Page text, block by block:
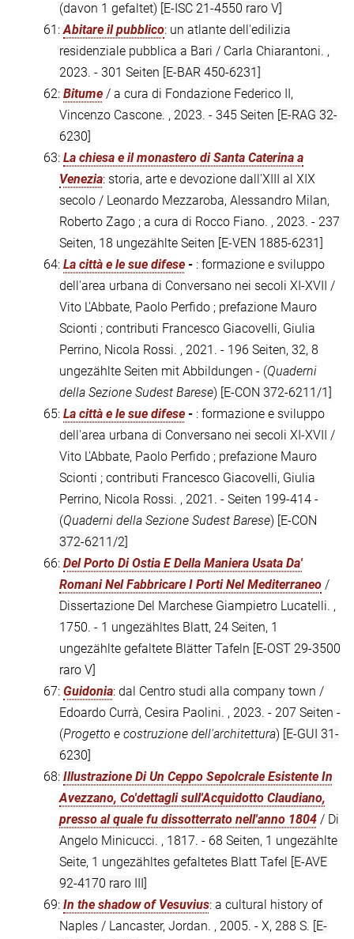
(davon 1 gefaltet) [E-ISC 21-4550 raro V]
61:Abitare il pubblico: un atlante dell'edilizia
residenziale pubblica a Bari / Carla Chiarantoni. ,
2023. - 301 Seiten [E-BAR 450-6231]
62: Bitume / a cura di Fondazione Federico II,
Vincenzo Cascone. , 2023. - 345 Seiten [E-RAG 32-
6230]
63: La chiesa e il monastero di Santa Caterina a
Venezia: storia, arte e devozione dall'XIII al XIX
secolo / Leonardo Mezzaroba, Alessandro Milan,
Roberto Zago ; a cura di Rocco Fiano. , 2023. - 237
Seiten, 18 ungezählte Seiten [E-VEN 1885-6231]
64: La città e le sue difese - : formazione e sviluppo
dell'area urbana di Conversano nei secoli XI-XVII /
Vito L'Abbate, Paolo Perfido ; prefazione Mauro
Scionti ; contributi Francesco Giacovelli, Giulia
Perrino, Nicola Rossi. , 2021. - 196 Seiten, 32, 8
ungezählte Seiten mit Abbildungen - (Quaderni
della Sezione Sudest Barese) [E-CON 372-6211/1]
65: La città e le sue difese - : formazione e sviluppo
dell'area urbana di Conversano nei secoli XI-XVII /
Vito L'Abbate, Paolo Perfido ; prefazione Mauro
Scionti ; contributi Francesco Giacovelli, Giulia
Perrino, Nicola Rossi. , 2021. - Seiten 199-414 -
(Quaderni della Sezione Sudest Barese) [E-CON
372-6211/2]
66: Del Porto Di Ostia E Della Maniera Usata Da'
Romani Nel Fabbricare I Porti Nel Mediterraneo /
Dissertazione Del Marchese Giampietro Lucatelli. ,
1750. - 1 ungezähltes Blatt, 24 Seiten, 1
ungezählte gefaltete Blätter Tafeln [E-OST 29-3500
raro V]
67: Guidonia: dal Centro studi alla company town /
Edoardo Currà, Cesira Paolini. , 2023. - 207 Seiten -
(Progetto e costruzione dell'architettura) [E-GUI 31-
6230]
68: Illustrazione Di Un Ceppo Sepolcrale Esistente In
Avezzano, Co'dettagli sull'Acquidotto Claudiano,
presso al quale fu dissotterrato nell'anno 1804 / Di
Angelo Minicucci. , 1817. - 68 Seiten, 1 ungezählte
Seite, 1 ungezähltes gefaltetes Blatt Tafel
[E-AVE
92-4170 raro III]
69: In the shadow of Vesuvius: a cultural history of
Naples / Lancaster, Jordan. , 2005. - X, 288 S. [E-